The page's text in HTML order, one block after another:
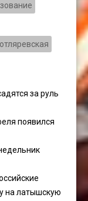
за руль
появился
на латышскую